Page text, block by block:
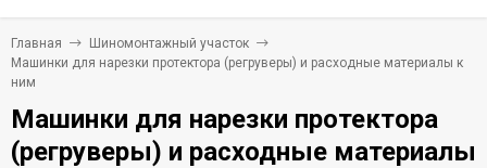
Главная
Шиномонтажный участок
Машинки для нарезки протектора (регруверы) и расходные материалы к
ним
Машинки для нарезки протектора
(регруверы) и расходные материалы